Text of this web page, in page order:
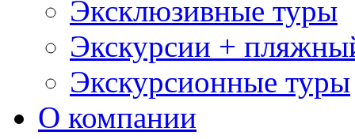
Эксклюзивные туры
Экскурсии +
Экскурсионные туры
О компании